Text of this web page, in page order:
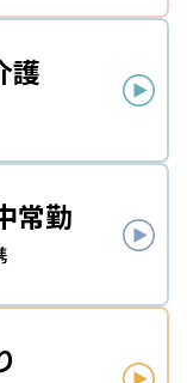
護
常勤